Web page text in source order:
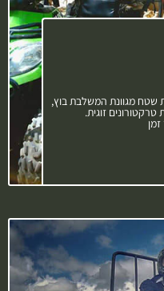
שטח מגוונת המשלבת בוץ,
זוגית.